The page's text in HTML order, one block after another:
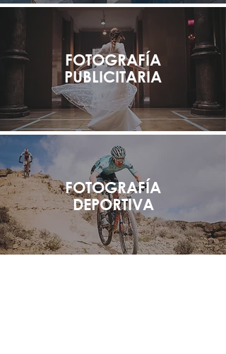
FOTOGRAFÍA
PUBLICITARIA
FOTOGRAFÍA
DEPORTIVA